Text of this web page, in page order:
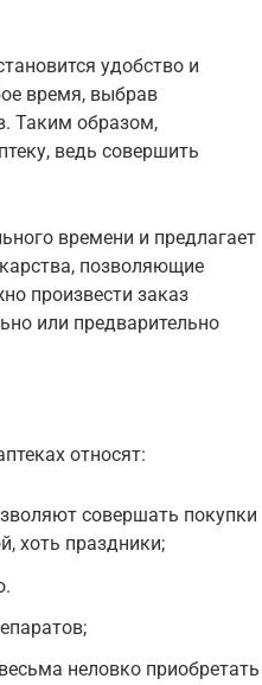
удобство и
время, выбрав
Таким образом,
ведь совершить
времени и предлагает
позволяющие
произвести заказ
или предварительно
относят:
совершать покупки
хоть праздники;
неловко приобретать